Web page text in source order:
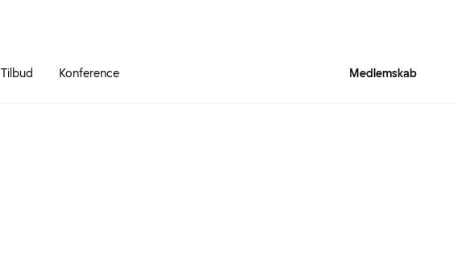
Tilbud Konference Medlemskab